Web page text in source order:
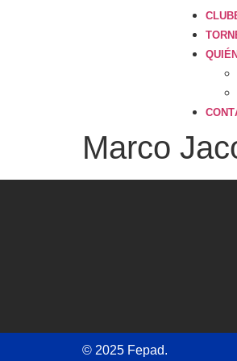
Marco
© 2025 Fepad.